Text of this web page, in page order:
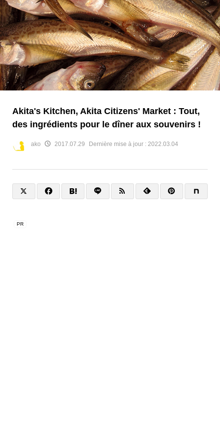
Akita's Kitchen, Akita Citizens' Market : Tout,
des ingrédients pour le dîner aux souvenirs !
ako 2017.07.29 Dernière mise à jour : 2022.03.04